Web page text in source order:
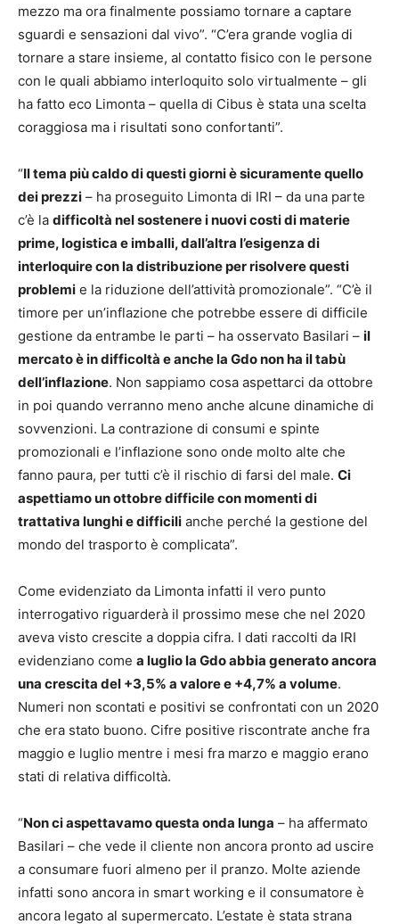
mezzo ma ora finalmente possiamo tornare a captare
sguardi e sensazioni dal vivo”. “C’era grande voglia di
tornare a stare insieme, al contatto fisico con le persone
con le quali abbiamo interloquito solo virtualmente – gli
ha fatto eco Limonta – quella di Cibus è stata una scelta
coraggiosa ma i risultati sono confortanti”.
“Il tema più caldo di questi giorni è sicuramente quello
dei prezzi – ha proseguito Limonta di IRI – da una parte
c’è la difficoltà nel sostenere i nuovi costi di materie
prime, logistica e imballi, dall’altra l’esigenza di
interloquire con la distribuzione per risolvere questi
problemi e la riduzione dell’attività promozionale”. “C’è il
timore per un’inflazione che potrebbe essere di difficile
gestione da entrambe le parti – ha osservato Basilari – il
mercato è in difficoltà e anche la Gdo non ha il tabù
dell’inflazione. Non sappiamo cosa aspettarci da ottobre
in poi quando verranno meno anche alcune dinamiche di
sovvenzioni. La contrazione di consumi e spinte
promozionali e l’inflazione sono onde molto alte che
fanno paura, per tutti c’è il rischio di farsi del male. Ci
aspettiamo un ottobre difficile con momenti di
trattativa lunghi e difficili anche perché la gestione del
mondo del trasporto è complicata”.
Come evidenziato da Limonta infatti il vero punto
interrogativo riguarderà il prossimo mese che nel 2020
aveva visto crescite a doppia cifra. I dati raccolti da IRI
evidenziano come a luglio la Gdo abbia generato ancora
una crescita del +3,5% a valore e +4,7% a volume.
Numeri non scontati e positivi se confrontati con un 2020
che era stato buono. Cifre positive riscontrate anche fra
maggio e luglio mentre i mesi fra marzo e maggio erano
stati di relativa difficoltà.
“Non ci aspettavamo questa onda lunga – ha affermato
Basilari – che vede il cliente non ancora pronto ad uscire
a consumare fuori almeno per il pranzo. Molte aziende
infatti sono ancora in smart working e il consumatore è
ancora legato al supermercato. L’estate è stata strana